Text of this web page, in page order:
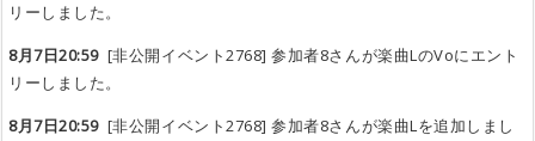
リーしました。
8月7日20:59[非公開イベント2768] 参加者8さんが楽曲LのVoにエント
リーしました。
8月7日20:59[非公開イベント2768] 参加者8さんが楽曲Lを追加しまし